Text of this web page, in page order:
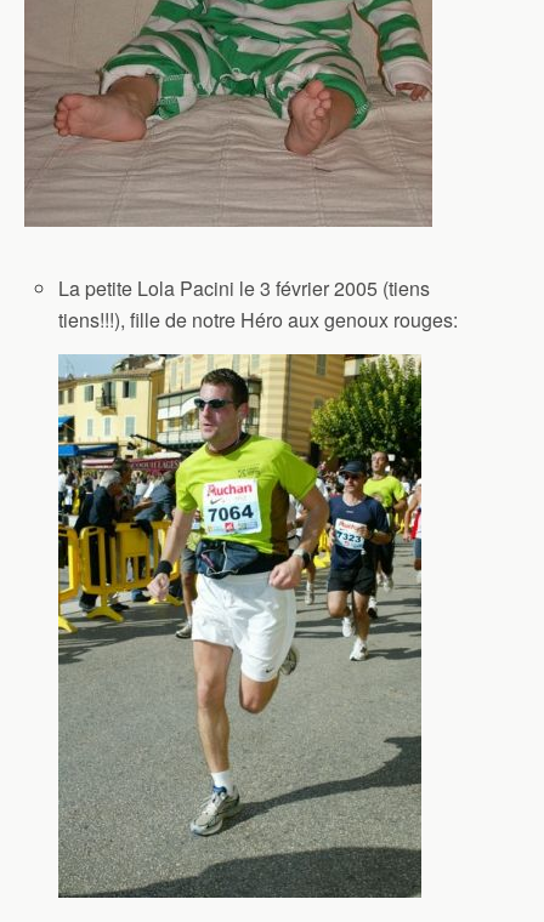
La petite Lola Pacini le 3 février 2005 (tiens
tiens!!!), fille de notre Héro aux genoux rouges: